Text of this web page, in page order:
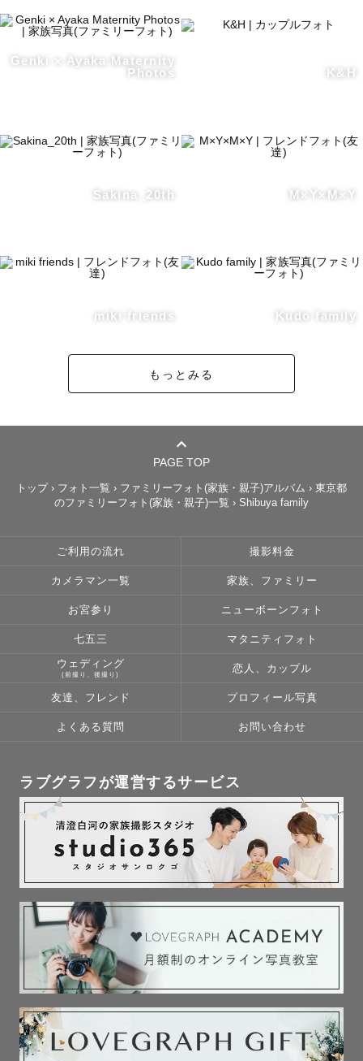
Genki × Ayaka Maternity
Photos
K&H
Sakina_20th M×Y×M×Y
miki friends Kudo family
もっとみる
PAGE TOP
トップ › フォト一覧 › ファミリーフォト(家族・親子)アルバム › 東京都
のファミリーフォト(家族・親子)一覧 › Shibuya family
ご利用の流れ 撮影料金
カメラマン一覧 家族、ファミリー
お宮参り ニューボーンフォト
七五三 マタニティフォト
ウェディング
(前撮り、後撮り)
恋人、カップル
友達、フレンド プロフィール写真
よくある質問 お問い合わせ
ラブグラフが運営するサービス